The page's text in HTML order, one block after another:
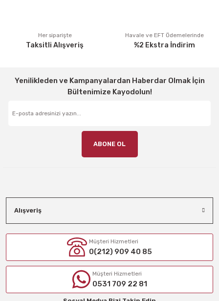
Her siparişte
Taksitli Alışveriş
Havale ve EFT Ödemelerinde
%2 Ekstra İndirim
Yenilikleden ve Kampanyalardan Haberdar Olmak İçin
Bültenimize Kayodolun!
ABONE OL
Alışveriş
Müşteri Hizmetleri
0(212) 909 40 85
Müşteri Hizmetleri
0531 709 22 81